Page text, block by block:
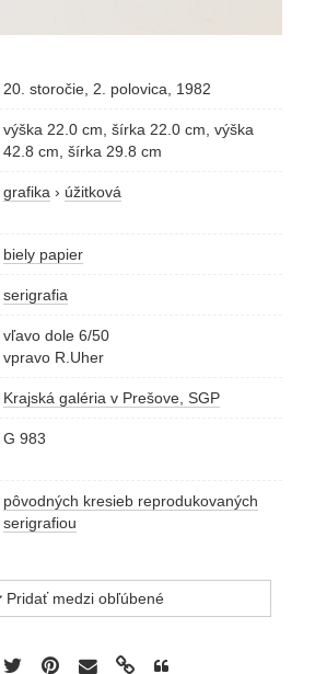
20. storočie, 2. polovica, 1982
výška 22.0 cm, šírka 22.0 cm, výška
42.8 cm, šírka 29.8 cm
grafika › úžitková
biely papier
serigrafia
vľavo dole 6/50
vpravo R.Uher
Krajská galéria v Prešove, SGP
G 983
pôvodných kresieb reprodukovaných
serigrafiou
Pridať medzi obľúbené